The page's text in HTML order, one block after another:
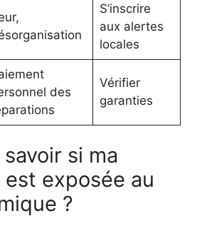
S’inscrire
aux alertes
locales
des
Vérifier
garanties
si ma
exposée au
?